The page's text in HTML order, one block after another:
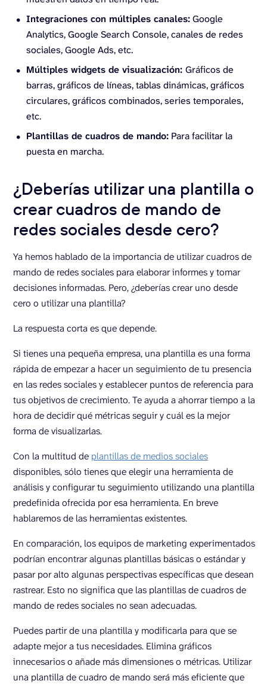
Integraciones con múltiples canales:Google
Analytics, Google Search Console, canales de redes
sociales, Google Ads, etc.
Múltiples widgets de visualización: Gráficos de
barras, gráficos de líneas, tablas dinámicas, gráficos
circulares, gráficos combinados, series temporales,
etc.
Plantillas de cuadros de mando: Para facilitar la
puesta en marcha.
¿Deberías utilizar una plantilla o
crear cuadros de mando de
redes sociales desde cero?
Ya hemos hablado de la importancia de utilizar cuadros de
mando de redes sociales para elaborar informes y tomar
decisiones informadas. Pero, ¿deberías crear uno desde
cero o utilizar una plantilla?
La respuesta corta es que depende.
Si tienes una pequeña empresa, una plantilla es una forma
rápida de empezar a hacer un seguimiento de tu presencia
en las redes sociales y establecer puntos de referencia para
tus objetivos de crecimiento. Te ayuda a ahorrar tiempo a la
hora de decidir qué métricas seguir y cuál es la mejor
forma de visualizarlas.
Con la multitud de plantillas de medios sociales
disponibles, sólo tienes que elegir una herramienta de
análisis y configurar tu seguimiento utilizando una plantilla
predefinida ofrecida por esa herramienta. En breve
hablaremos de las herramientas existentes.
En comparación, los equipos de marketing experimentados
podrían encontrar algunas plantillas básicas o estándar y
pasar por alto algunas perspectivas específicas que desean
rastrear. Esto no significa que las plantillas de cuadros de
mando de redes sociales no sean adecuadas.
Puedes partir de una plantilla y modificarla para que se
adapte mejor a tus necesidades. Elimina gráficos
innecesarios o añade más dimensiones o métricas. Utilizar
una plantilla de cuadro de mando será más eficiente que